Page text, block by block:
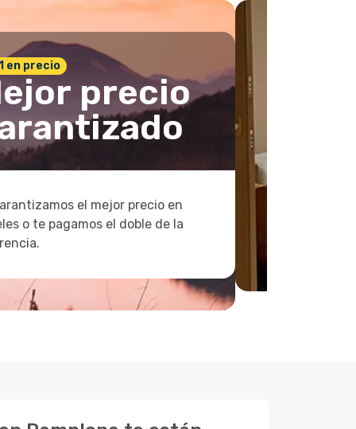
en precio
precio
el mejor precio en
o te pagamos el doble de la